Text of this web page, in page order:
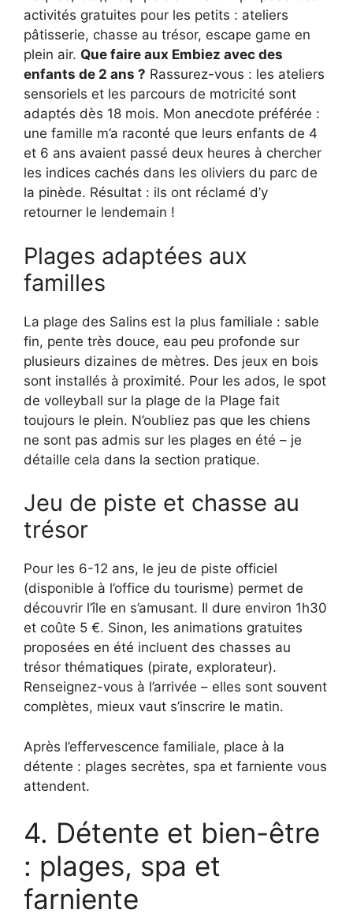
activités gratuites pour les petits : ateliers
pâtisserie, chasse au trésor, escape game en
plein air. Que faire aux Embiez avec des
enfants de 2 ans ? Rassurez-vous : les ateliers
sensoriels et les parcours de motricité sont
adaptés dès 18 mois. Mon anecdote préférée :
une famille m’a raconté que leurs enfants de 4
et 6 ans avaient passé deux heures à chercher
les indices cachés dans les oliviers du parc de
la pinède. Résultat : ils ont réclamé d’y
retourner le lendemain !
Plages adaptées aux
familles
La plage des Salins est la plus familiale : sable
fin, pente très douce, eau peu profonde sur
plusieurs dizaines de mètres. Des jeux en bois
sont installés à proximité. Pour les ados, le spot
de volleyball sur la plage de la Plage fait
toujours le plein. N’oubliez pas que les chiens
ne sont pas admis sur les plages en été – je
détaille cela dans la section pratique.
Jeu de piste et chasse au
trésor
Pour les 6-12 ans, le jeu de piste officiel
(disponible à l’office du tourisme) permet de
découvrir l’île en s’amusant. Il dure environ 1h30
et coûte 5 €. Sinon, les animations gratuites
proposées en été incluent des chasses au
trésor thématiques (pirate, explorateur).
Renseignez-vous à l’arrivée – elles sont souvent
complètes, mieux vaut s’inscrire le matin.
Après l’effervescence familiale, place à la
détente : plages secrètes, spa et farniente vous
attendent.
4. Détente et bien-être
: plages, spa et
farniente